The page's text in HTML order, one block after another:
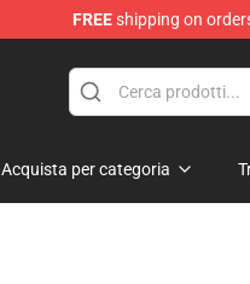
FREEshipping on
Acquista per categoria